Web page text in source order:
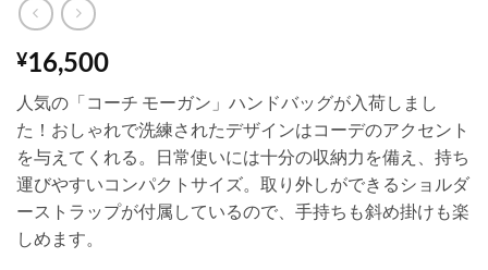
¥16,500
人気の「コーチ モーガン」ハンドバッグが入荷しまし
た！おしゃれで洗練されたデザインはコーデのアクセント
を与えてくれる。日常使いには十分の収納力を備え、持ち
運びやすいコンパクトサイズ。取り外しができるショルダ
ーストラップが付属しているので、手持ちも斜め掛けも楽
しめます。